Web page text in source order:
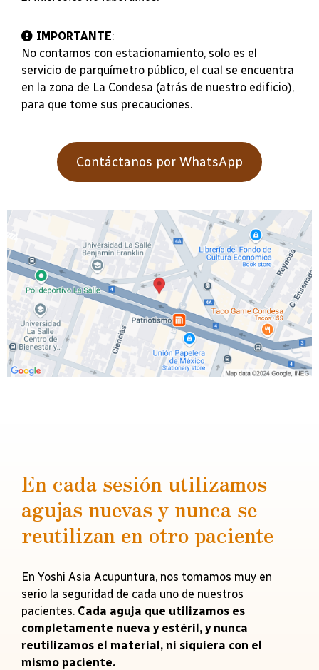
IMPORTANTE:
No contamos con estacionamiento, solo es el
servicio de parquímetro público, el cual se encuentra
en la zona de La Condesa (atrás de nuestro edificio),
para que tome sus precauciones.
Contáctanos por WhatsApp
En cada sesión utilizamos
agujas nuevas y nunca se
reutilizan en otro paciente
En Yoshi Asia Acupuntura, nos tomamos muy en
serio la seguridad de cada uno de nuestros
pacientes. Cada aguja que utilizamos es
completamente nueva y estéril, y nunca
reutilizamos el material, ni siquiera con el
mismo paciente.